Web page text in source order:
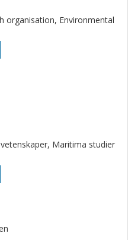
organisation, Environmental
Maritima studier